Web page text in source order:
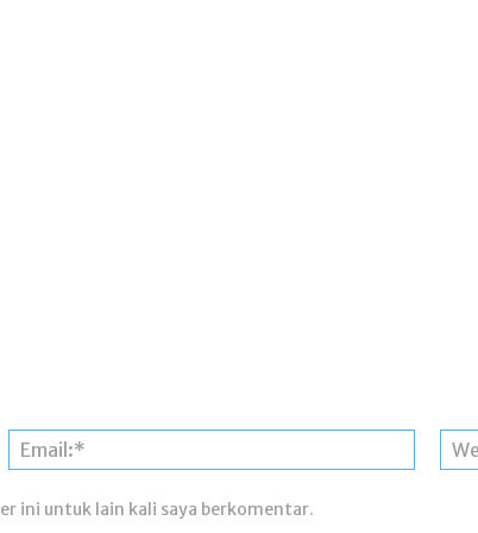
Email:*
ini untuk lain kali saya berkomentar.